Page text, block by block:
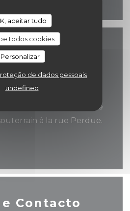
aceitar tudo
todos cookies
Personalizar
de dados pessoais
undefined
place et place Reine
à la rue Perdue.
e Contacto